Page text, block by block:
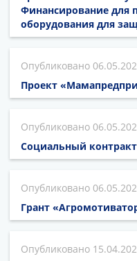
Финансирование для
оборудования для
Проект
Социальный контракт
Грант